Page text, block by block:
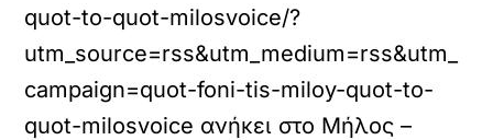
quot-to-quot-milosvoice/?
utm_source=rss&utm_medium=rss&utm_
campaign=quot-foni-tis-miloy-quot-to-
quot-milosvoice ανήκει στο Μήλος –